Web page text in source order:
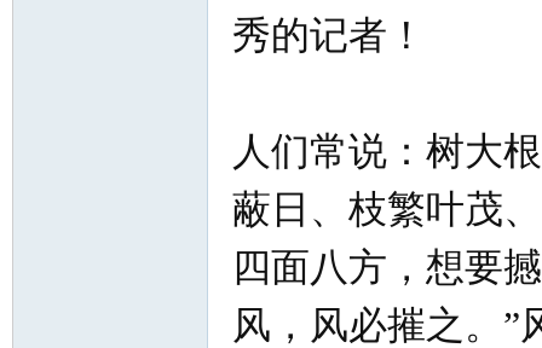
秀的记者！
人们常说：树大
蔽日、枝繁叶茂
四面八方，想要
风，风必摧之。”